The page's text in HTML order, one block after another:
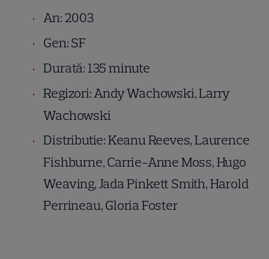
An: 2003
Gen: SF
Durată: 135 minute
Regizori: Andy Wachowski, Larry
Wachowski
Distributie: Keanu Reeves, Laurence
Fishburne, Carrie-Anne Moss, Hugo
Weaving, Jada Pinkett Smith, Harold
Perrineau, Gloria Foster